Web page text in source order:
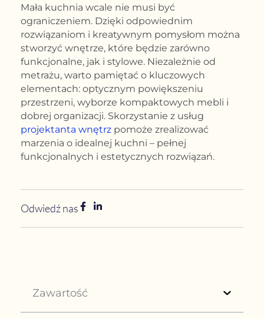
Mała kuchnia wcale nie musi być
ograniczeniem. Dzięki odpowiednim
rozwiązaniom i kreatywnym pomysłom można
stworzyć wnętrze, które będzie zarówno
funkcjonalne, jak i stylowe. Niezależnie od
metrażu, warto pamiętać o kluczowych
elementach: optycznym powiększeniu
przestrzeni, wyborze kompaktowych mebli i
dobrej organizacji. Skorzystanie z usług
projektanta wnętrz pomoże zrealizować
marzenia o idealnej kuchni – pełnej
funkcjonalnych i estetycznych rozwiązań.
Odwiedź nas
Zawartość